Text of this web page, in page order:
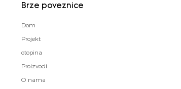
Brze poveznice
Dom
Projekt
otopina
Proizvodi
O nama